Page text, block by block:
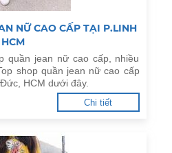
NỮ CAO CẤP TẠI P.LINH
quần jean nữ cao cấp, nhiều
shop quần jean nữ cao cấp
HCM dưới đây.
Chi tiết